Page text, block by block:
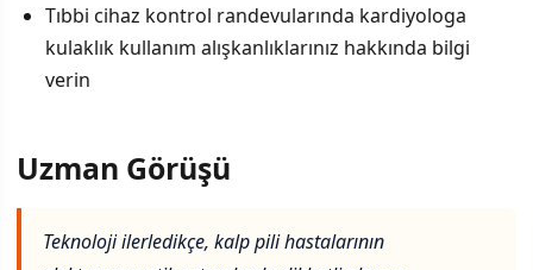
Tıbbi cihaz kontrol randevularında kardiyologa
kulaklık kullanım alışkanlıklarınız hakkında bilgi
verin
Uzman Görüşü
Teknoloji ilerledikçe, kalp pili hastalarının